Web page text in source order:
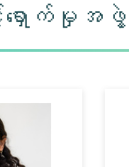
ရှောက်မှုအဖွဲ့